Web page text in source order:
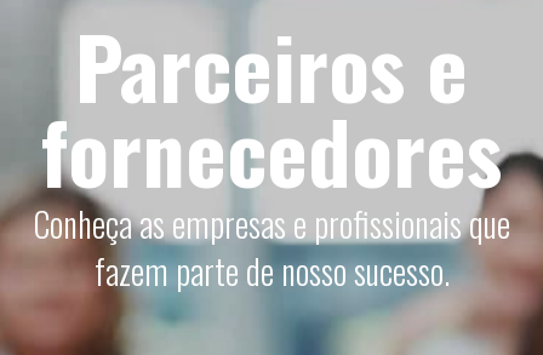
Parceiros e
fornecedores
Conheça as empresas e profissionais que
fazem parte de nosso sucesso.